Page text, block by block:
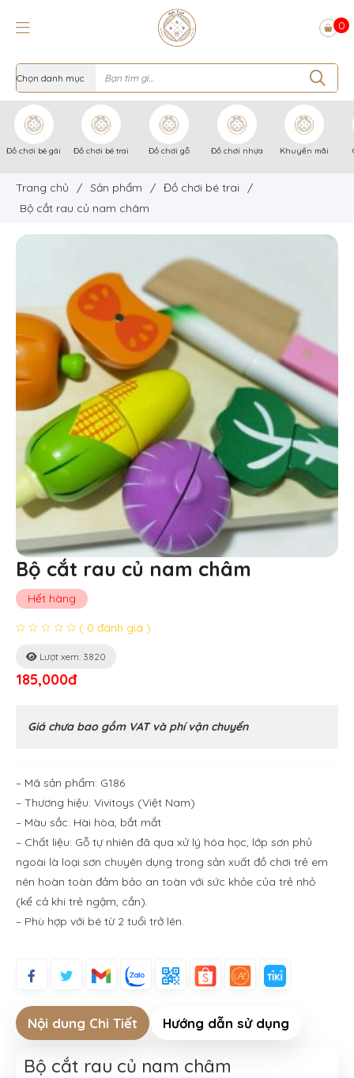
0
Đồ chơi bé gái Đồ chơi bé trai Đồ chơi gỗ Đồ chơi nhựa Khuyến mãi
Trang chủ / Sản phẩm / Đồ chơi bé trai
/
Bộ cắt rau củ nam châm
Bộ cắt rau củ nam châm
Hết hàng
( 0 đánh giá )
Lượt xem: 3820
185,000đ
Giá chưa bao gồm VAT và phí vận chuyển
– Mã sản phẩm: G186
– Thương hiệu: Vivitoys (Việt Nam)
– Màu sắc: Hài hòa, bắt mắt
– Chất liệu: Gỗ tự nhiên đã qua xử lý hóa học, lớp sơn phủ
ngoài là loại sơn chuyên dụng trong sản xuất đồ chơi trẻ em
nên hoàn toàn đảm bảo an toàn với sức khỏe của trẻ nhỏ
(kể cả khi trẻ ngậm, cắn).
– Phù hợp với bé từ 2 tuổi trở lên.
Nội dung Chi Tiết Hướng dẫn sử dụng
Bộ cắt rau củ nam châm